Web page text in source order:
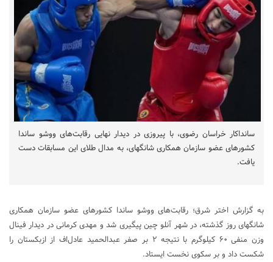
سانداکار خراسان رضوی، با پیروزی در دیدار نهایی رقابت‌های ووشو ساندا
کشور‌های عضو سازمان همکاری شانگهای، به مدال طلای این مسابقات دست
یافت.
به گزارش اختر شرق؛ رقابت‌های ووشو ساندا کشور‌های عضو سازمان همکاری
شانگهای روز گذشته، در شهر آنلو چین پیگیری شد و مهدی کرمانی در دیدار فینال
وزن منفی ۶۰ کیلوگرم با نتیجه ۲ بر صفر عبدالحمید عادل‌اف از ازبکستان را
شکست داد و بر سکوی نخست ایستاد.